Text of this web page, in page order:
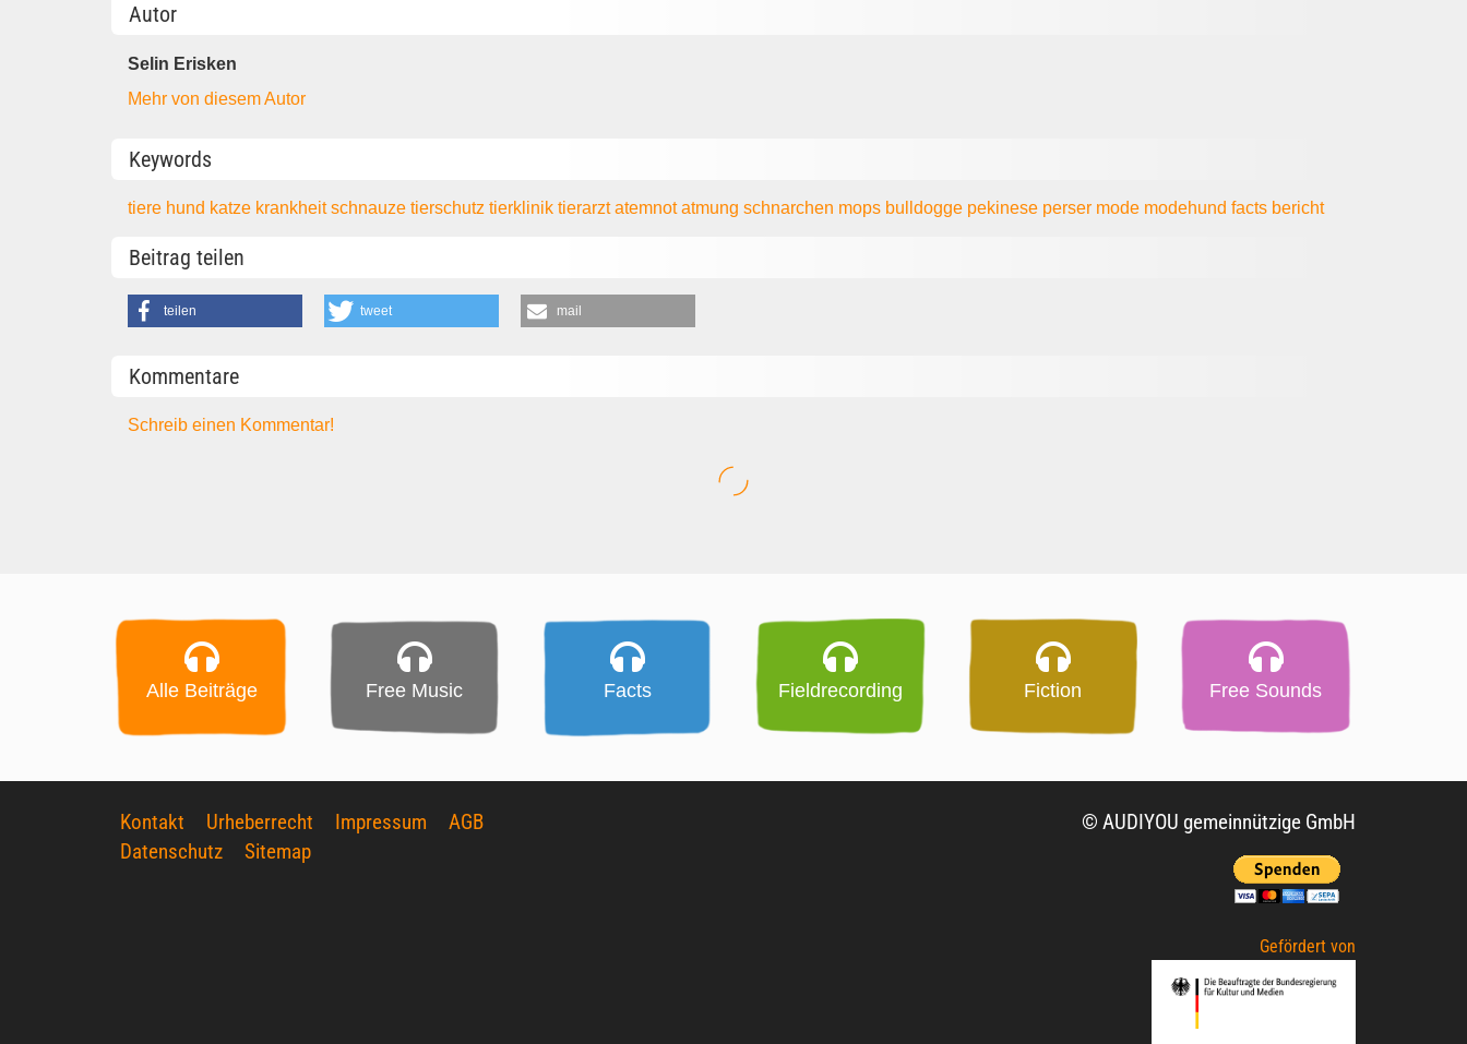
Autor
Selin Erisken
Mehr von diesem Autor
Keywords
tiere hund katze krankheitschnauzetierschutztierkliniktierarztatemnotatmungschnarchen mops bulldogge pekinese perser mode modehundfacts bericht
Beitrag teilen
teilen tweet mail
Kommentare
Schreib einen Kommentar!
Alle Beiträge Free Music Facts Fieldrecording Fiction Free Sounds
Kontakt Urheberrecht Impressum
AGB
Datenschutz
Sitemap
© AUDIYOU gemeinnützige GmbH
Gefördert von